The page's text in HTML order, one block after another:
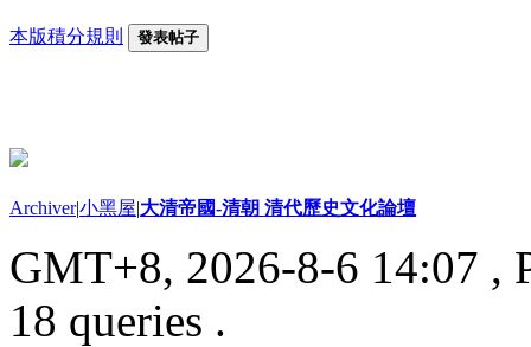
本版積分規則 發表帖子
Archiver|小黑屋|大清帝國-清朝 清代歷史文化論壇
GMT+8, 2026-8-6 14:07 ,
18 queries .